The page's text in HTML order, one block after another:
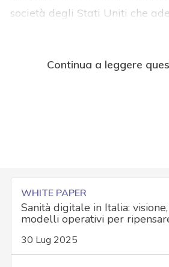
società degli Stati Uniti che
Continua a leggere
WHITE PAPER
Sanità digitale in Italia:
modelli operativi per
30 Lug 2025